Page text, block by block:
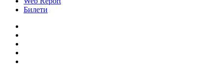
Билети